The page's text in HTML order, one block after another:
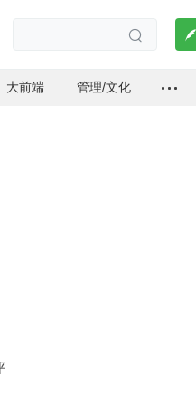
 
大前端 管理/文化